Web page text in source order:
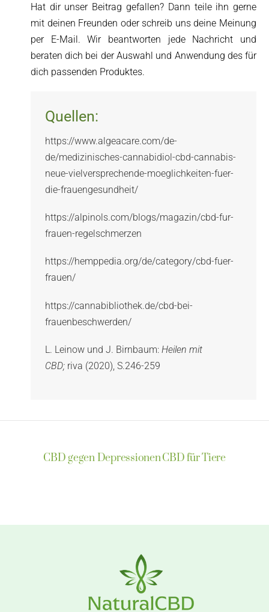
Hat dir unser Beitrag gefallen? Dann teile ihn gerne
mit deinen Freunden oder schreib uns deine Meinung
per E-Mail. Wir beantworten jede Nachricht und
beraten dich bei der Auswahl und Anwendung des für
dich passenden Produktes.
Quellen:
https://www.algeacare.com/de-
de/medizinisches-cannabidiol-cbd-cannabis-
neue-vielversprechende-moeglichkeiten-fuer-
die-frauengesundheit/
https://alpinols.com/blogs/magazin/cbd-fur-
frauen-regelschmerzen
https://hemppedia.org/de/category/cbd-fuer-
frauen/
https://cannabibliothek.de/cbd-bei-
frauenbeschwerden/
L. Leinow und J. Birnbaum: Heilen mit
CBD; riva (2020), S.246-259
CBD gegen DepressionenCBD für Tiere